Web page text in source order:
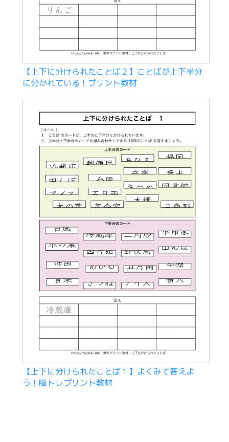
【上下に分けられたことば２】ことばが上下半分
に分かれている！プリント教材
【上下に分けられたことば１】よくみて答えよ
う！脳トレプリント教材